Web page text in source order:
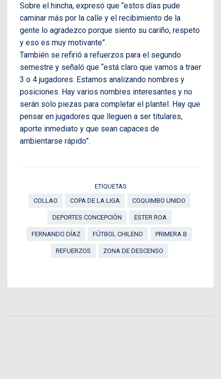
Sobre el hincha, expresó que “estos días pude
caminar más por la calle y el recibimiento de la
gente lo agradezco porque siento su cariño, respeto
y eso es muy motivante”.
También se refirió a refuerzos para el segundo
semestre y señaló que “está claro que vamos a traer
3 o 4 jugadores. Estamos analizando nombres y
posiciones. Hay varios nombres interesantes y no
serán solo piezas para completar el plantel. Hay que
pensar en jugadores que lleguen a ser titulares,
aporte inmediato y que sean capaces de
ambientarse rápido”.
ETIQUETAS
COLLAO
COPA DE LA LIGA COQUIMBO UNIDO
DEPORTES CONCEPCIÓN ESTER ROA
FERNANDO DÍAZ FÚTBOL CHILENO PRIMERA B
REFUERZOS ZONA DE DESCENSO